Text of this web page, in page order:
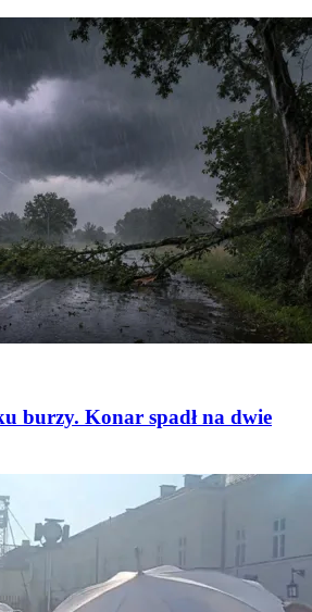
burzy. Konar spadł na dwie